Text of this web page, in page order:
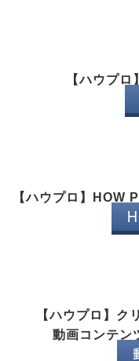
【ハウプ
【ハウプロ】HOW
【ハウプロ】ク
動画コンテン